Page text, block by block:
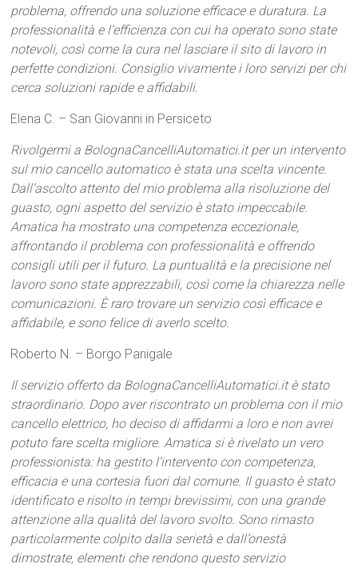
problema, offrendo una soluzione efficace e duratura. La
professionalità e l’efficienza con cui ha operato sono state
notevoli, così come la cura nel lasciare il sito di lavoro in
perfette condizioni. Consiglio vivamente i loro servizi per chi
cerca soluzioni rapide e affidabili.
Elena C. – San Giovanni in Persiceto
Rivolgermi a BolognaCancelliAutomatici.it per un intervento
sul mio cancello automatico è stata una scelta vincente.
Dall’ascolto attento del mio problema alla risoluzione del
guasto, ogni aspetto del servizio è stato impeccabile.
Amatica ha mostrato una competenza eccezionale,
affrontando il problema con professionalità e offrendo
consigli utili per il futuro. La puntualità e la precisione nel
lavoro sono state apprezzabili, così come la chiarezza nelle
comunicazioni. È raro trovare un servizio così efficace e
affidabile, e sono felice di averlo scelto.
Roberto N. – Borgo Panigale
Il servizio offerto da BolognaCancelliAutomatici.it è stato
straordinario. Dopo aver riscontrato un problema con il mio
cancello elettrico, ho deciso di affidarmi a loro e non avrei
potuto fare scelta migliore. Amatica si è rivelato un vero
professionista: ha gestito l’intervento con competenza,
efficacia e una cortesia fuori dal comune. Il guasto è stato
identificato e risolto in tempi brevissimi, con una grande
attenzione alla qualità del lavoro svolto. Sono rimasto
particolarmente colpito dalla serietà e dall’onestà
dimostrate, elementi che rendono questo servizio